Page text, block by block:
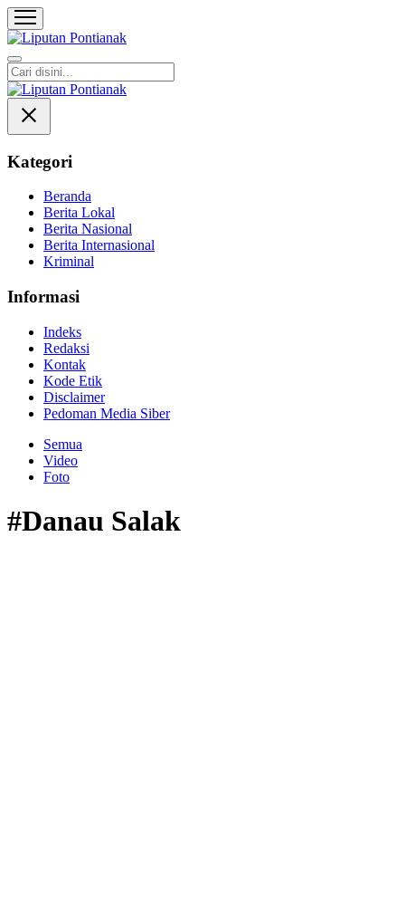
Liputan Pontianak
Berita Terkini dan TerUpdate
Kategori
Beranda
Berita Lokal
Berita Nasional
Berita Internasional
Kriminal
Informasi
Indeks
Redaksi
Kontak
Kode Etik
Disclaimer
Pedoman Media Siber
Semua
Video
Foto
#Danau Salak